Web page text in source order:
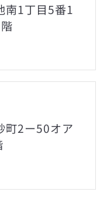
南1丁目5番1
町2ー50オア